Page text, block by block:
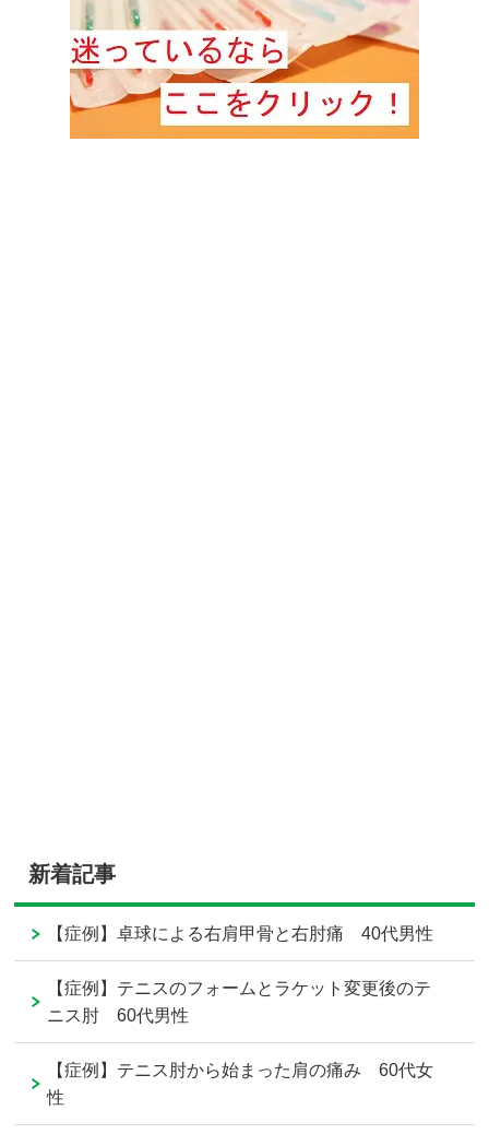
新着記事
【症例】卓球による右肩甲骨と右肘痛 40代男性
【症例】テニスのフォームとラケット変更後のテ
ニス肘 60代男性
【症例】テニス肘から始まった肩の痛み 60代女
性